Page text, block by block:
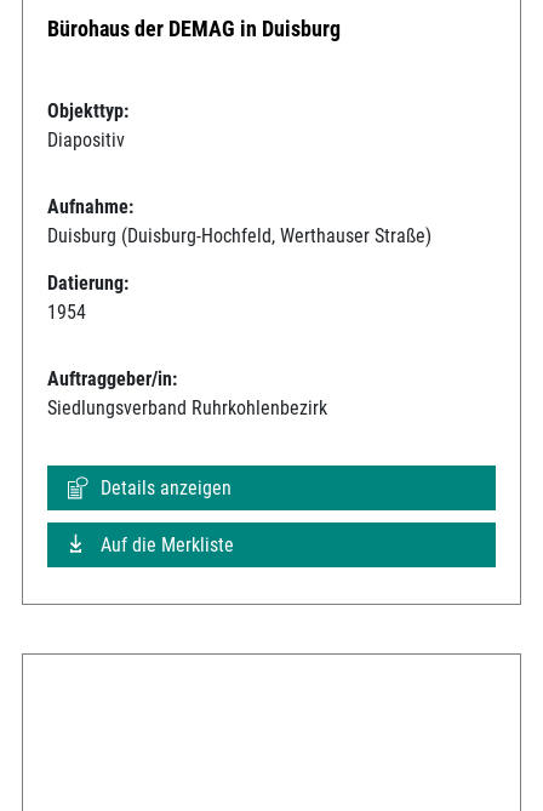
Bürohaus der DEMAG in Duisburg
Objekttyp:
Diapositiv
Aufnahme:
Duisburg (Duisburg-Hochfeld, Werthauser Straße)
Datierung:
1954
Auftraggeber/in:
Siedlungsverband Ruhrkohlenbezirk
Details anzeigen
Auf die Merkliste